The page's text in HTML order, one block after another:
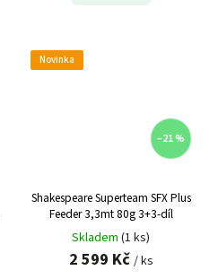
Novinka
–21 %
Shakespeare Superteam SFX Plus
Feeder 3,3mt 80g 3+3-díl
Skladem (1 ks)
2 599 Kč / ks